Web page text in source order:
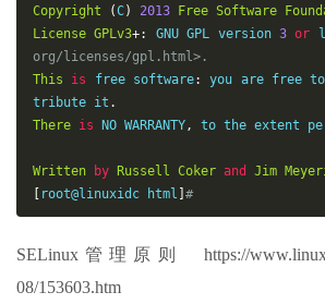
Copyright
(C) 2013 Free Software
License GPLv3+: GNU GPL version 3 or
org/licenses/gpl.html>.
This
is free software: you are free to
tribute it .
There is NO WARRANTY , to the extent
Written by Russell Coker and Jim
[ root@linuxidc html ] #
SELinux管理原则 https://
08/153603.htm